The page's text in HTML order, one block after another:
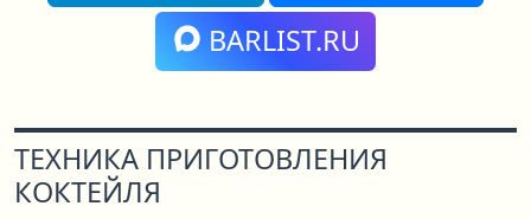
BARLIST.RU
ТЕХНИКА ПРИГОТОВЛЕНИЯ
КОКТЕЙЛЯ